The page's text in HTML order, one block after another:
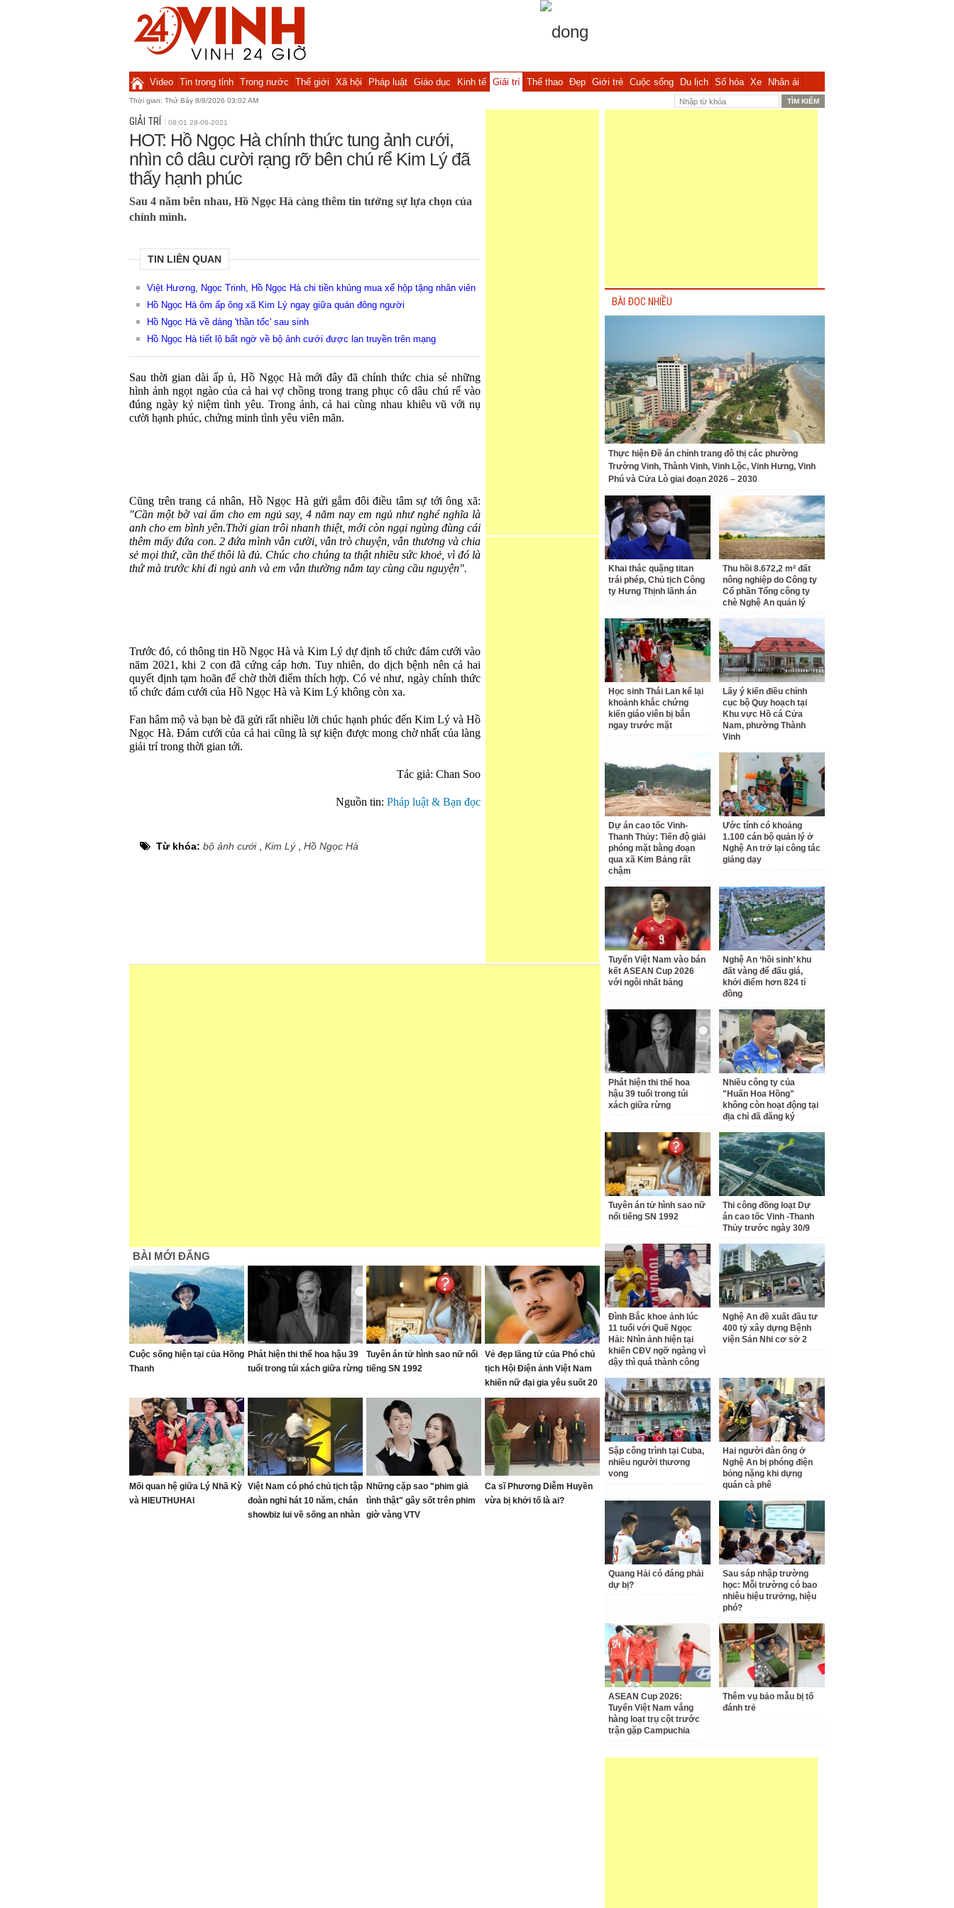
Video Tin trong tỉnh Trong nước Thế giới Xã hội Pháp luật Giáo dục Kinh tế Giải trí Thể thao Đẹp Giới trẻ Cuộc sống Du lịch Số hóa Xe Nhân ái
Thời gian: Thứ Bảy 8/8/2026 03:02 AM
GIẢI TRÍ 08:01 28-06-2021
HOT: Hồ Ngọc Hà chính thức tung ảnh cưới,
nhìn cô dâu cười rạng rỡ bên chú rể Kim Lý đã
thấy hạnh phúc
Sau 4 năm bên nhau, Hồ Ngọc Hà càng thêm tin tưởng sự lựa chọn của
chính mình.
TIN LIÊN QUAN
Việt Hương, Ngọc Trinh, Hồ Ngọc Hà chi tiền khủng mua xế hộp tặng nhân viên
Hồ Ngọc Hà ôm ấp ông xã Kim Lý ngay giữa quán đông người
Hồ Ngọc Hà về dáng 'thần tốc' sau sinh
Hồ Ngọc Hà tiết lộ bất ngờ về bộ ảnh cưới được lan truyền trên mạng
Sau thời gian dài ấp ủ, Hồ Ngọc Hà mới đây đã chính thức chia sẻ những
hình ảnh ngọt ngào của cả hai vợ chồng trong trang phục cô dâu chú rể vào
đúng ngày kỷ niệm tình yêu. Trong ảnh, cả hai cùng nhau khiêu vũ với nụ
cười hạnh phúc, chứng minh tình yêu viên mãn.
Cũng trên trang cá nhân, Hồ Ngọc Hà gửi gắm đôi điều tâm sự tới ông xã:
"Cần một bờ vai ấm cho em ngủ say, 4 năm nay em ngủ như nghé nghĩa là
anh cho em bình yên.Thời gian trôi nhanh thiệt, mới còn ngại ngùng đùng cái
thêm mấy đứa con. 2 đứa mình vẫn cười, vẫn trò chuyện, vẫn thương và chia
sẻ mọi thứ, cần thế thôi là đủ. Chúc cho chúng ta thật nhiều sức khoẻ, vì đó là
thứ mà trước khi đi ngủ anh và em vẫn thường nắm tay cùng cầu nguyện".
Trước đó, có thông tin Hồ Ngọc Hà và Kim Lý dự định tổ chức đám cưới vào
năm 2021, khi 2 con đã cứng cáp hơn. Tuy nhiên, do dịch bệnh nên cả hai
quyết định tạm hoãn để chờ thời điểm thích hợp. Có vẻ như, ngày chính thức
tổ chức đám cưới của Hồ Ngọc Hà và Kim Lý không còn xa.
Fan hâm mộ và bạn bè đã gửi rất nhiều lời chúc hạnh phúc đến Kim Lý và Hồ
Ngọc Hà. Đám cưới của cả hai cũng là sự kiện được mong chờ nhất của làng
giải trí trong thời gian tới.
Tác giả: Chan Soo
Nguồn tin: Pháp luật & Bạn đọc
Từ khóa: bộ ảnh cưới, Kim Lý, Hồ Ngọc Hà
BÀI MỚI ĐĂNG
Cuộc sống hiện tại của Hồng
Thanh
Phát hiện thi thể hoa hậu 39
tuổi trong túi xách giữa rừng
Tuyên án tử hình sao nữ nổi
tiếng SN 1992
Vẻ đẹp lãng tử của Phó chủ
tịch Hội Điện ảnh Việt Nam
khiến nữ đại gia yêu suốt 20
năm
Mối quan hệ giữa Lý Nhã Kỳ
và HIEUTHUHAI
Việt Nam có phó chủ tịch tập
đoàn nghỉ hát 10 năm, chán
showbiz lui về sống an nhàn
Những cặp sao "phim giả
tình thật" gây sốt trên phim
giờ vàng VTV
Ca sĩ Phương Diễm Huyền
vừa bị khởi tố là ai?
BÀI ĐỌC NHIỀU
Thực hiện Đề án chỉnh trang đô thị các phường
Trường Vinh, Thành Vinh, Vinh Lộc, Vinh Hưng, Vinh
Phú và Cửa Lò giai đoạn 2026 – 2030
Khai thác quặng titan
trái phép, Chủ tịch Công
ty Hưng Thịnh lãnh án
Thu hồi 8.672,2 m² đất
nông nghiệp do Công ty
Cổ phần Tổng công ty
chè Nghệ An quản lý
Học sinh Thái Lan kể lại
khoảnh khắc chứng
kiến giáo viên bị bắn
ngay trước mặt
Lấy ý kiến điều chỉnh
cục bộ Quy hoạch tại
Khu vực Hồ cá Cửa
Nam, phường Thành
Vinh
Dự án cao tốc Vinh-
Thanh Thủy: Tiến độ giải
phóng mặt bằng đoạn
qua xã Kim Bảng rất
chậm
Ước tính có khoảng
1.100 cán bộ quản lý ở
Nghệ An trở lại công tác
giảng dạy
Tuyển Việt Nam vào bán
kết ASEAN Cup 2026
với ngôi nhất bảng
Nghệ An ‘hồi sinh’ khu
đất vàng để đấu giá,
khởi điểm hơn 824 tỉ
đồng
Phát hiện thi thể hoa
hậu 39 tuổi trong túi
xách giữa rừng
Nhiều công ty của
"Huấn Hoa Hồng"
không còn hoạt động tại
địa chỉ đã đăng ký
Tuyên án tử hình sao nữ
nổi tiếng SN 1992
Thi công đồng loạt Dự
án cao tốc Vinh -Thanh
Thủy trước ngày 30/9
Đình Bắc khoe ảnh lúc
11 tuổi với Quế Ngọc
Hải: Nhìn ảnh hiện tại
khiến CĐV ngỡ ngàng vì
dậy thì quá thành công
Nghệ An đề xuất đầu tư
400 tỷ xây dựng Bệnh
viện Sản Nhi cơ sở 2
Sập công trình tại Cuba,
nhiều người thương
vong
Hai người đàn ông ở
Nghệ An bị phóng điện
bỏng nặng khi dựng
quán cà phê
Quang Hải có đáng phải
dự bị?
Sau sáp nhập trường
học: Mỗi trường có bao
nhiêu hiệu trưởng, hiệu
phó?
ASEAN Cup 2026:
Tuyển Việt Nam vắng
hàng loạt trụ cột trước
trận gặp Campuchia
Thêm vụ bảo mẫu bị tố
đánh trẻ